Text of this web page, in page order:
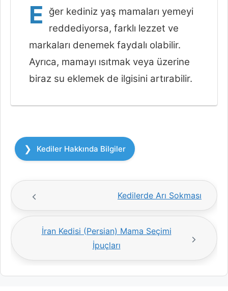
E
ğer kediniz yaş mamaları yemeyi
reddediyorsa, farklı lezzet ve
markaları denemek faydalı olabilir.
Ayrıca, mamayı ısıtmak veya üzerine
biraz su eklemek de ilgisini artırabilir.
Kategoriler
Kediler Hakkında Bilgiler
Kedilerde Arı Sokması
İran Kedisi (Persian) Mama Seçimi
İpuçları